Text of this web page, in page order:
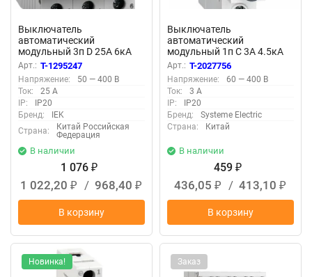
Выключатель
автоматический
модульный 3п D 25А 6кА
ВА47-60M KARAT IEK
MVA31-3-025-D
Арт.: T-1295247
Напряжение:
50 — 400 В
Ток:
25 А
IP:
IP20
Бренд:
IEK
Страна:
Китай Российская
Федерация
В наличии
1 076 ₽
1 022,20 ₽ / 968,40 ₽
В корзину
Выключатель
автоматический
модульный 1п C 3А 4.5кА
City9 Set SE C9F34103
Арт.: T-2027756
Напряжение:
60 — 400 В
Ток:
3 А
IP:
IP20
Бренд:
Systeme Electric
Страна:
Китай
В наличии
459 ₽
436,05 ₽ / 413,10 ₽
В корзину
Новинка! Заказ